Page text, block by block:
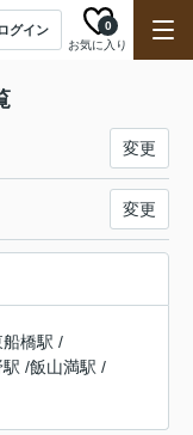
ログイン
お気に入り
0
変更
変更
船橋駅 /
/飯山満駅 /